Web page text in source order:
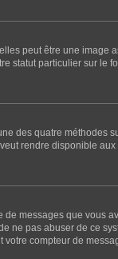
peut être une
particulier sur le
des quatre méthodes
rendre disponible
messages que
pas abuser de ce
votre compteur de